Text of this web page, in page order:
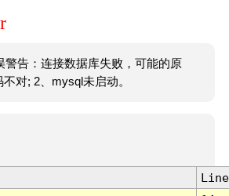
警告：连接数据库失败，可能的原
对; 2、mysql未启动。
Line